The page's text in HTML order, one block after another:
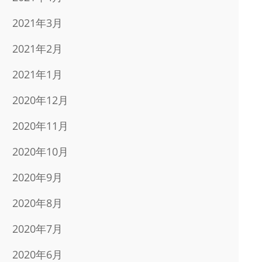
2021年3月
2021年2月
2021年1月
2020年12月
2020年11月
2020年10月
2020年9月
2020年8月
2020年7月
2020年6月